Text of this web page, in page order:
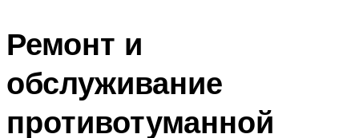
Ремонт и
обслуживание
противотуманной